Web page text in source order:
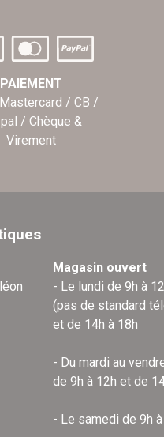
PAIEMENT
/ CB /
/ Chèque &
Virement
Magasin ouvert
- Le lundi de 9h à
(pas de standard
et de 14h à 18h
- Du mardi au
de 9h à 12h et de
- Le samedi de 9h